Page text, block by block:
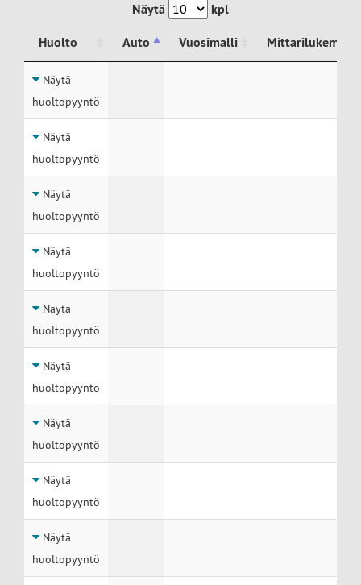
Näytä
kpl
Huolto
Auto Vuosimalli
Mittarilukema
Huolto
Näytä
huoltopyyntö
Näytä
huoltopyyntö
Näytä
huoltopyyntö
Näytä
huoltopyyntö
Näytä
huoltopyyntö
Näytä
huoltopyyntö
Näytä
huoltopyyntö
Näytä
huoltopyyntö
Näytä
huoltopyyntö